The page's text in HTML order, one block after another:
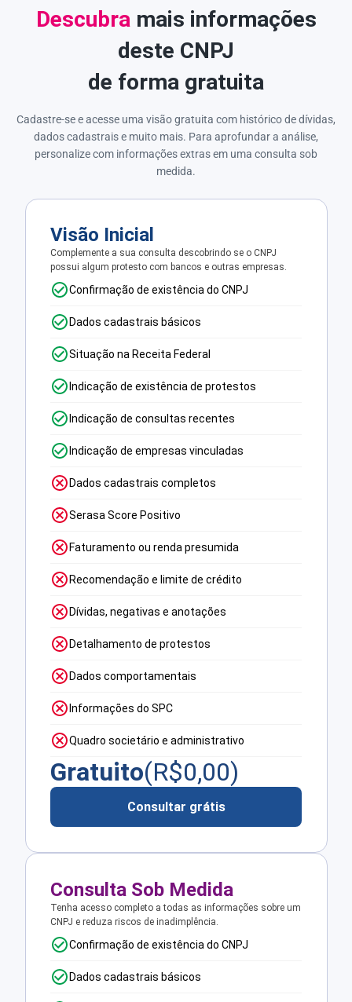
Descubra mais informações
deste CNPJ
de forma gratuita
Cadastre-se e acesse uma visão gratuita com histórico de dívidas,
dados cadastrais e muito mais. Para aprofundar a análise,
personalize com informações extras em uma consulta sob
medida.
Visão Inicial
Complemente a sua consulta descobrindo se o CNPJ
possui algum protesto com bancos e outras empresas.
Confirmação de existência do CNPJ
Dados cadastrais básicos
Situação na Receita Federal
Indicação de existência de protestos
Indicação de consultas recentes
Indicação de empresas vinculadas
Dados cadastrais completos
Serasa Score Positivo
Faturamento ou renda presumida
Recomendação e limite de crédito
Dívidas, negativas e anotações
Detalhamento de protestos
Dados comportamentais
Informações do SPC
Quadro societário e administrativo
Gratuito(R$0,00)
Consultar grátis
Consulta Sob Medida
Tenha acesso completo a todas as informações sobre um
CNPJ e reduza riscos de inadimplência.
Confirmação de existência do CNPJ
Dados cadastrais básicos